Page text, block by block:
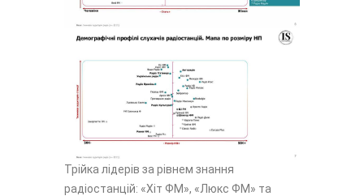
Трійка лідерів за рівнем знання
радіостанцій: «Хіт ФМ», «Люкс ФМ» та